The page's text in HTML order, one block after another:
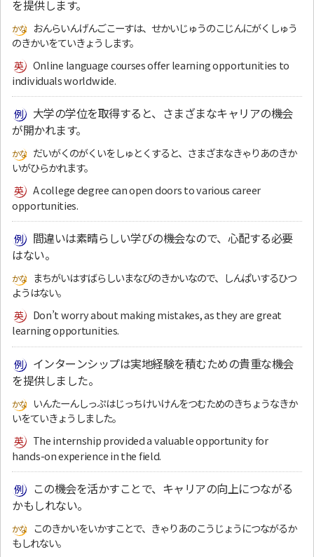
を提供します。
おんらいんげんごこーすは、せかいじゅうのこじんにがくしゅう
のきかいをていきょうします。
Online language courses offer learning opportunities to
individuals worldwide.
大学の学位を取得すると、さまざまなキャリアの機会
が開かれます。
だいがくのがくいをしゅとくすると、さまざまなきゃりあのきか
いがひらかれます。
A college degree can open doors to various career
opportunities.
間違いは素晴らしい学びの機会なので、心配する必要
はない。
まちがいはすばらしいまなびのきかいなので、しんぱいするひつ
ようはない。
Don’t worry about making mistakes, as they are great
learning opportunities.
インターンシップは実地経験を積むための貴重な機会
を提供しました。
いんたーんしっぷはじっちけいけんをつむためのきちょうなきか
いをていきょうしました。
The internship provided a valuable opportunity for
hands-on experience in the field.
この機会を活かすことで、キャリアの向上につながる
かもしれない。
このきかいをいかすことで、きゃりあのこうじょうにつながるか
もしれない。